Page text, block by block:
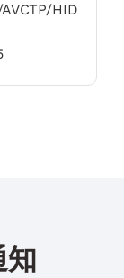
HID
知